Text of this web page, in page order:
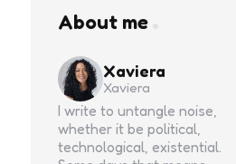
About me
Xaviera
Xaviera
I write to untangle noise,
whether it be political,
technological, existential.